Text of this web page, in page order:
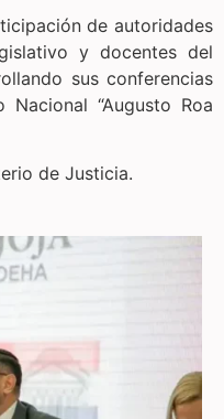
de autoridades
y docentes del
sus conferencias
“Augusto Roa
de Justicia.